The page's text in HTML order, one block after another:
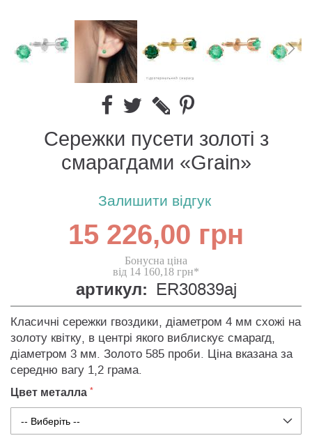
Сережки пусети золоті з
смарагдами «Grain»
Залишити відгук
15 226,00 грн
Бонусна ціна
від 14 160,18 грн*
артикул: ER30839aj
Класичні сережки гвоздики, діаметром 4 мм схожі на
золоту квітку, в центрі якого виблискує смарагд,
діаметром 3 мм. Золото 585 проби. Ціна вказана за
середню вагу 1,2 грама.
Цвет металла